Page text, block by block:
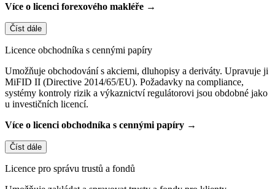
Více o licenci forexového makléře →
Číst dále
Licence obchodníka s cennými papíry
Umožňuje obchodování s akciemi, dluhopisy a deriváty. Upravuje ji
MiFID II (Directive 2014/65/EU). Požadavky na compliance,
systémy kontroly rizik a výkaznictví regulátorovi jsou obdobné jako
u investičních licencí.
Více o licenci obchodníka s cennými papíry →
Číst dále
Licence pro správu trustů a fondů